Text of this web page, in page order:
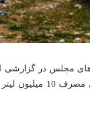
مجلس در گزارشی
سال جاری به میزان روزانه 10